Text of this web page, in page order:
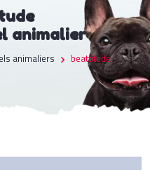
animalier
animaliers beattitude